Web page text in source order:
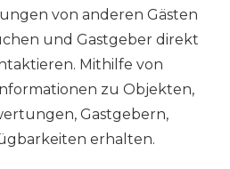
von anderen Gästen
und Gastgeber direkt
Mithilfe von
zu Objekten,
Gastgebern,
erhalten.